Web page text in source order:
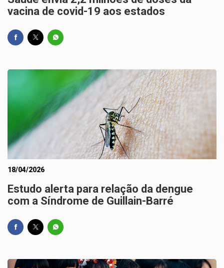
vacina de covid-19 aos estados
18/04/2026
Estudo alerta para relação da dengue
com a Síndrome de Guillain-Barré